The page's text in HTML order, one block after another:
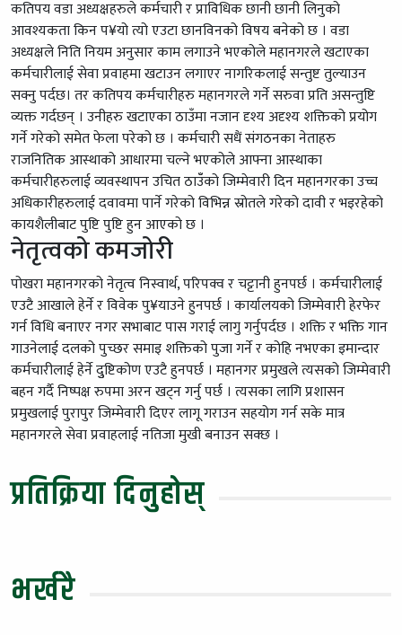
कतिपय वडा अध्यक्षहरुले कर्मचारी र प्राविधिक छानी छानी लिनुको
आवश्यकता किन प¥यो त्यो एउटा छानविनको विषय बनेको छ । वडा
अध्यक्षले निति नियम अनुसार काम लगाउने भएकोले महानगरले खटाएका
कर्मचारीलाई सेवा प्रवाहमा खटाउन लगाएर नागरिकलाई सन्तुष्ट तुल्याउन
सक्नु पर्दछ। तर कतिपय कर्मचारीहरु महानगरले गर्ने सरुवा प्रति असन्तुष्टि
व्यक्त गर्दछन् । उनीहरु खटाएका ठाउँमा नजान दृश्य अदृश्य शक्तिको प्रयोग
गर्ने गरेको समेत फेला परेको छ । कर्मचारी सधैं संगठनका नेताहरु
राजनितिक आस्थाको आधारमा चल्ने भएकोले आफ्ना आस्थाका
कर्मचारीहरुलाई व्यवस्थापन उचित ठाउँँको जिम्मेवारी दिन महानगरका उच्च
अधिकारीहरुलाई दवावमा पार्ने गरेको विभिन्न स्रोतले गरेको दावी र भइरहेको
कायशैलीबाट पुष्टि पुष्टि हुन आएको छ ।
नेतृत्वको कमजोरी
पोखरा महानगरको नेतृत्व निस्वार्थ, परिपक्व र चट्टानी हुनपर्छ । कर्मचारीलाई
एउटै आखाले हेर्ने र विवेक पु¥याउने हुनपर्छ । कार्यालयको जिम्मेवारी हेरफेर
गर्न विधि बनाएर नगर सभाबाट पास गराई लागु गर्नुपर्दछ । शक्ति र भक्ति गान
गाउनेलाई दलको पुच्छर समाइ शक्तिको पुजा गर्ने र कोहि नभएका इमान्दार
कर्मचारीलाई हेर्ने दुुष्टिकोण एउटै हुनपर्छ । महानगर प्रमुखले त्यसको जिम्मेवारी
बहन गर्दै निष्पक्ष रुपमा अरन खट्न गर्नु पर्छ । त्यसका लागि प्रशासन
प्रमुखलाई पुरापुर जिम्मेवारी दिएर लागू गराउन सहयोग गर्न सके मात्र
महानगरले सेवा प्रवाहलाई नतिजा मुखी बनाउन सक्छ ।
प्रतिक्रिया दिनुहोस्
भर्खरै